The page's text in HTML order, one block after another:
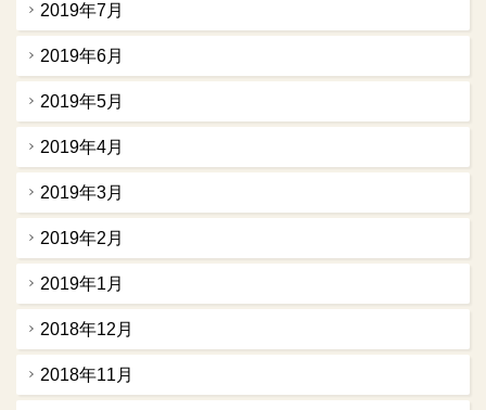
2019年7月
2019年6月
2019年5月
2019年4月
2019年3月
2019年2月
2019年1月
2018年12月
2018年11月